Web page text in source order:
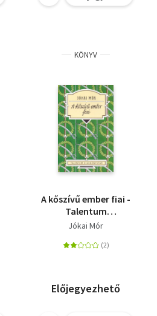
KÖNYV
A kőszívű ember fiai -
Talentum
Diákkönyvtár
Jókai Mór
Előjegyezhető